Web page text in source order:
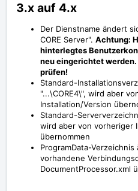
3.x auf 4.x
Der Dienstname ändert
CORE Server". Achtung:
hinterlegtes
neu eingerichtet
prüfen!
Standard-
"...\CORE4\", wird aber
Installation/Version
Standard-
wird aber von vorheriger
übernommen
ProgramData-
vorhandene
DocumentProcessor.xml